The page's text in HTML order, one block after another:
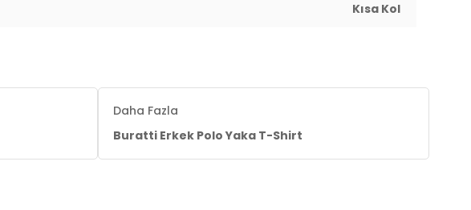
Kısa Kol
Daha Fazla
Buratti Erkek Polo Yaka T-Shirt